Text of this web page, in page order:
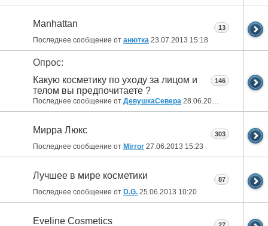
Manhattan
Последнее сообщение от анютка 23.07.2013 15:18
13
Опрос:
Какую косметику по уходу за лицом и
телом вы предпочитаете ?
Последнее сообщение от ДевушкаСевера 28.06.2013
146
Мирра Люкс
Последнее сообщение от Mirror 27.06.2013 15:23
303
Лучшее в мире косметики
Последнее сообщение от D.G. 25.06.2013 10:20
87
Eveline Cosmetics